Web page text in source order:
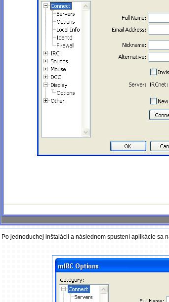
Po jednoduchej inštalácii a následnom spustení aplikácie sa